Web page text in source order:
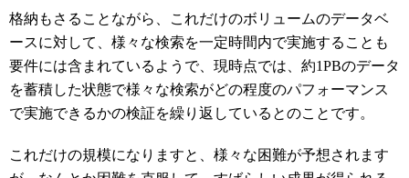
格納もさることながら、これだけのボリュームのデータベ
ースに対して、様々な検索を一定時間内で実施することも
要件には含まれているようで、現時点では、約1PBのデータ
を蓄積した状態で様々な検索がどの程度のパフォーマンス
で実施できるかの検証を繰り返しているとのことです。
これだけの規模になりますと、様々な困難が予想されます